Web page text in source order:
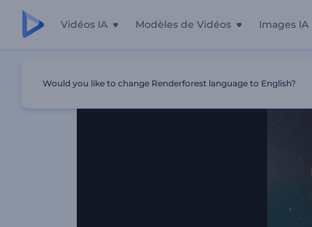
Vidéos IA Modèles de Vidéos Images IA
Would you like to change Renderforest language to English?